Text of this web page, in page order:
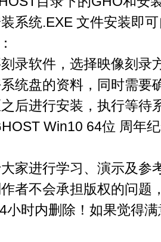
系统.EXE 文件安装即
软件，选择映像刻录
统盘的资料，同时需要
后进行安装，执行等待
Win10 64位 周年
进行学习、演示及参
者不会承担版权的问题
小时内删除！如果觉得